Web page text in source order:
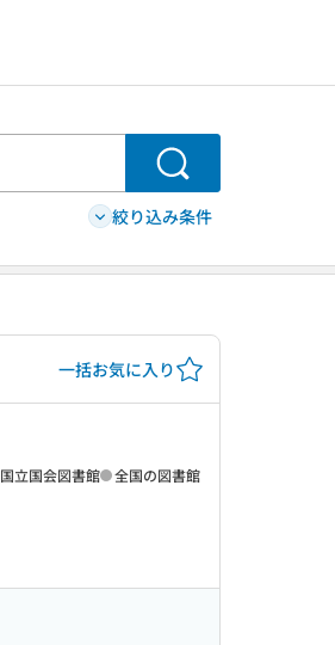
検索
絞り込み条件
一括お気に入り
国立国会図書館 全国の図書館